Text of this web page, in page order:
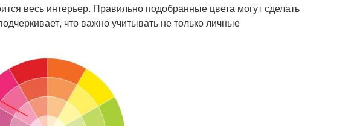
весь интерьер. Правильно подобранные цвета могут сделать
что важно учитывать не только личные